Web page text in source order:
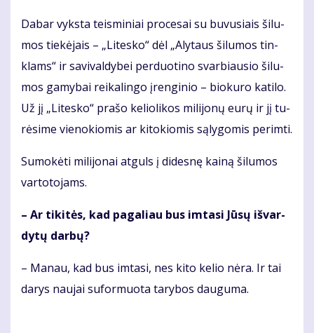
Da­bar vyks­ta teis­mi­niai pro­ce­sai su bu­vu­siais ši­lu­
mos tie­kė­jais – „Li­tes­ko“ dėl „Aly­taus ši­lu­mos tin­
klams“ ir sa­vi­val­dy­bei per­duo­ti­no svar­biau­sio ši­lu­
mos ga­my­bai rei­ka­lin­go įren­gi­nio – bio­ku­ro ka­ti­lo.
Už jį „Li­tes­ko“ pra­šo ke­lio­li­kos mi­li­jo­nų eu­rų ir jį tu­
rė­si­me vie­no­kio­mis ar ki­to­kio­mis są­ly­go­mis per­im­ti.
Su­mo­kė­ti mi­li­jo­nai at­guls į di­des­nę kai­ną ši­lu­mos
var­to­to­jams.
– Ar ti­ki­tės, kad pa­ga­liau bus im­ta­si Jū­sų iš­var­
dy­tų dar­bų?
– Ma­nau, kad bus im­ta­si, nes ki­to ke­lio nė­ra. Ir tai
da­rys nau­jai su­for­muo­ta ta­ry­bos dau­gu­ma.